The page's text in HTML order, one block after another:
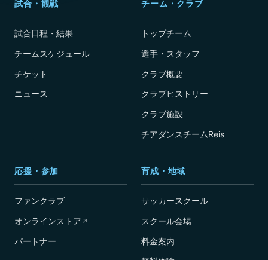
試合・観戦
試合日程・結果
チームスケジュール
チケット
ニュース
チーム・クラブ
トップチーム
選手・スタッフ
クラブ概要
クラブヒストリー
クラブ施設
チアダンスチームReis
応援・参加
ファンクラブ
オンラインストア ↗
パートナー
育成・地域
サッカースクール
スクール会場
料金案内